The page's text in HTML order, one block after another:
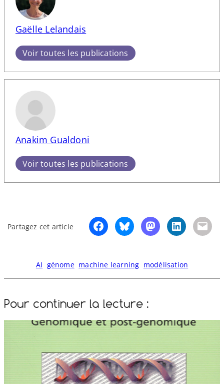
Gaëlle Lelandais
Voir toutes les publications
Anakim Gualdoni
Voir toutes les publications
Partagez cet article
AI génome machine learning modélisation
Pour continuer la lecture :